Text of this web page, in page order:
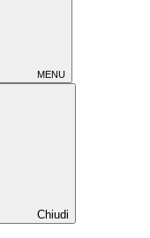
MENU
Chiudi